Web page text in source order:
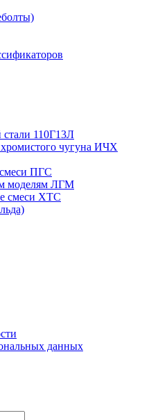
стали 110Г13Л
чугуна ИЧХ
ПГС
моделям ЛГМ
смеси ХТС
данных